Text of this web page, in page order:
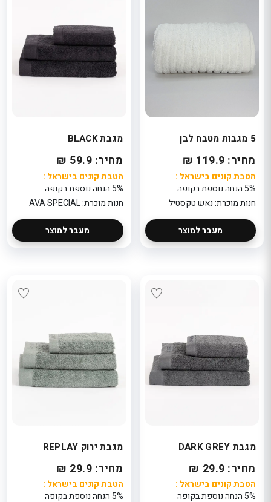
5 מגבות מטבח לבן
מחיר: 119.9 ₪
הטבת קונים בישראל :
5% הנחה נוספת בקופה
חנות מוכרת: נאש טקסטיל
מעבר למוצר
מגבת BLACK
מחיר: 59.9 ₪
הטבת קונים בישראל :
5% הנחה נוספת בקופה
חנות מוכרת: AVA SPECIAL
מעבר למוצר
מגבת DARK GREY
מחיר: 29.9 ₪
הטבת קונים בישראל :
5% הנחה נוספת בקופה
מגבת ירוק REPLAY
מחיר: 29.9 ₪
הטבת קונים בישראל :
5% הנחה נוספת בקופה